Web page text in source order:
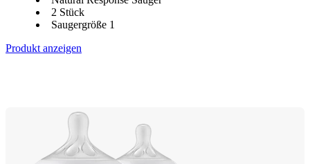
2 Stück
Saugergröße 1
Produkt anzeigen